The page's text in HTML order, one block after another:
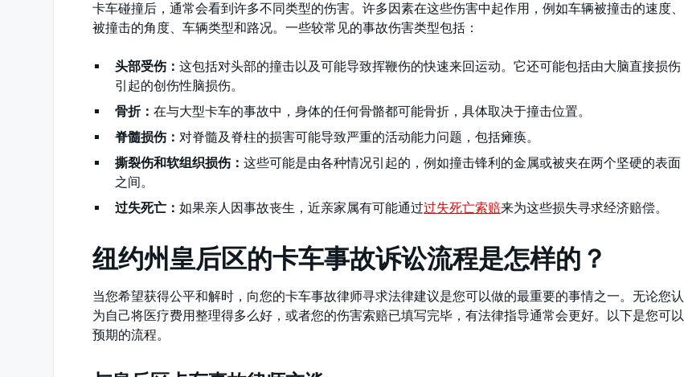
卡车碰撞后，通常会看到许多不同类型的伤害。许多因素在这些伤害中起作用，例如车辆被撞击的速度、
被撞击的角度、车辆类型和路况。一些较常见的事故伤害类型包括：
头部受伤：这包括对头部的撞击以及可能导致挥鞭伤的快速来回运动。它还可能包括由大脑直接损伤
引起的创伤性脑损伤。
骨折：在与大型卡车的事故中，身体的任何骨骼都可能骨折，具体取决于撞击位置。
脊髓损伤：对脊髓及脊柱的损害可能导致严重的活动能力问题，包括瘫痪。
撕裂伤和软组织损伤：这些可能是由各种情况引起的，例如撞击锋利的金属或被夹在两个坚硬的表面
之间。
过失死亡：如果亲人因事故丧生，近亲家属有可能通过过失死亡索赔来为这些损失寻求经济赔偿。
纽约州皇后区的卡车事故诉讼流程是怎样的？
当您希望获得公平和解时，向您的卡车事故律师寻求法律建议是您可以做的最重要的事情之一。无论您认
为自己将医疗费用整理得多么好，或者您的伤害索赔已填写完毕，有法律指导通常会更好。以下是您可以
预期的流程。